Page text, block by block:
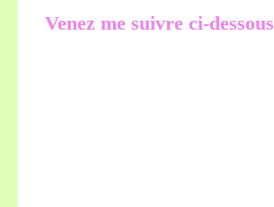
Venez me suivre ci-dessous